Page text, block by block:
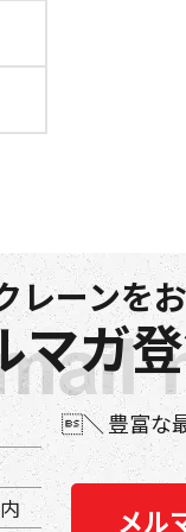
レーンを
マガ
豊富な
メル